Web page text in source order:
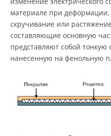
материале при деформации,
скручивание или
составляющие основную
представляют собой тонкую
нанесенную на фенольную